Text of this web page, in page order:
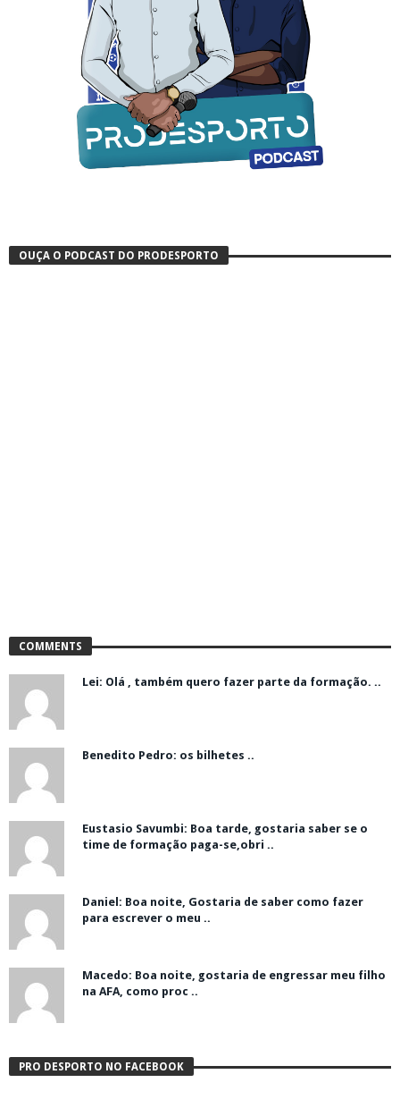
OUÇA O PODCAST DO PRODESPORTO
COMMENTS
Lei: Olá , também quero fazer parte da formação. ..
Benedito Pedro: os bilhetes ..
Eustasio Savumbi: Boa tarde, gostaria saber se o
time de formação paga-se,obri ..
Daniel: Boa noite, Gostaria de saber como fazer
para escrever o meu ..
Macedo: Boa noite, gostaria de engressar meu filho
na AFA, como proc ..
PRO DESPORTO NO FACEBOOK